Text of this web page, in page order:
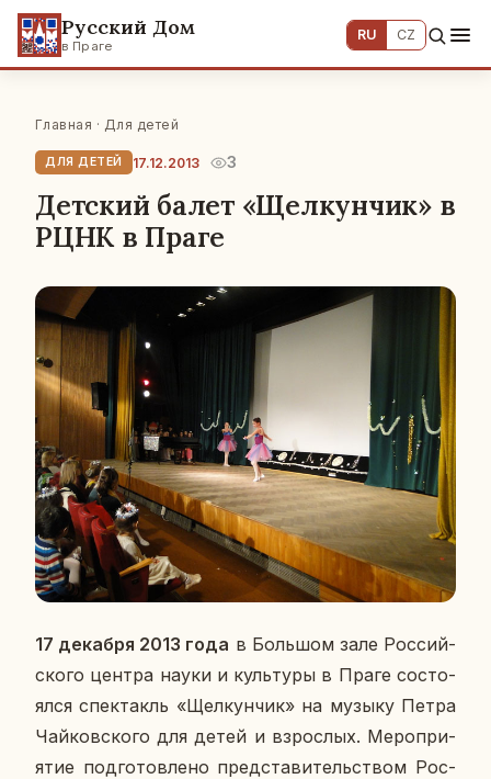
Русский Дом
в Праге
RU CZ
Главная · Для детей
ДЛЯ ДЕТЕЙ 17.12.2013 3
Детский балет «Щелкунчик» в
РЦНК в Праге
17 де­каб­ря 2013 года в Боль­шом зале Рос­сий­
ско­го центра науки и куль­ту­ры в Праге со­сто­
ял­ся спек­такль «Щел­кун­чик» на музыку Петра
Чай­ков­ско­го для детей и взрос­лых. Ме­ро­при­
я­тие под­го­тов­ле­но пред­ста­ви­тель­ством Рос­